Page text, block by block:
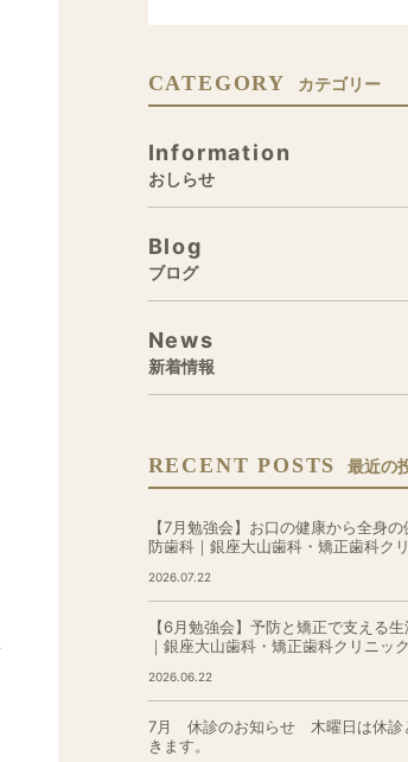
CATEGORY カテゴリー
Information
おしらせ
Blog
ブログ
News
新着情報
RECENT POSTS 最近の
【7月勉強会】お口の健康から全身
防歯科｜銀座大山歯科・矯正歯科ク
2026.07.22
【6月勉強会】予防と矯正で支える
｜銀座大山歯科・矯正歯科クリニック
2026.06.22
7月 休診のお知らせ 木曜日は休診
きます。